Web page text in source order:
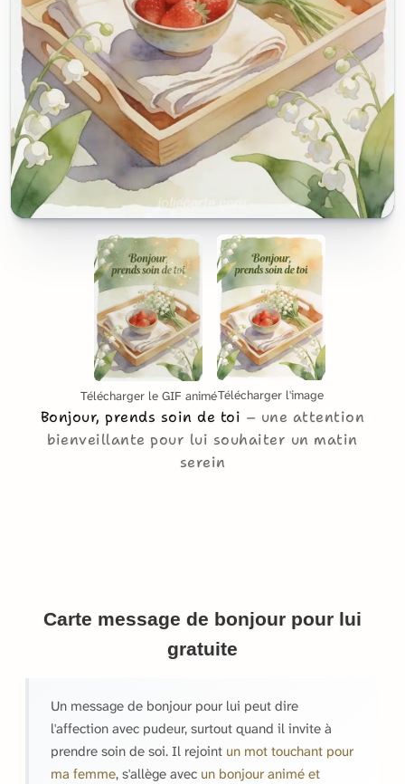
Télécharger le GIF animéTélécharger l'image
Bonjour, prends soin de toi
une attention
bienveillante pour lui souhaiter un matin
serein
Carte message de bonjour pour lui
gratuite
Un message de bonjour pour lui peut dire
l'affection avec pudeur, surtout quand il invite à
prendre soin de soi. Il rejoint un mot touchant pour
ma femme, s'allège avec un bonjour animé et